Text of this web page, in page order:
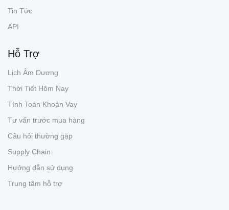
Tin Tức
API
Hỗ Trợ
Lịch Âm Dương
Thời Tiết Hôm Nay
Tính Toán Khoản Vay
Tư vấn trước mua hàng
Câu hỏi thường gặp
Supply Chain
Hướng dẫn sử dụng
Trung tâm hỗ trợ